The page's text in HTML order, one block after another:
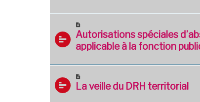
Autorisations spéciales
applicable à la fonction
La veille du DRH territorial